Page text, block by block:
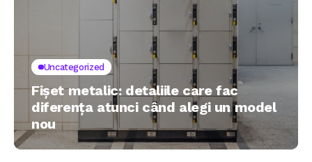
Uncategorized
Fișet metalic: detaliile care fac
diferența atunci când alegi un model
nou